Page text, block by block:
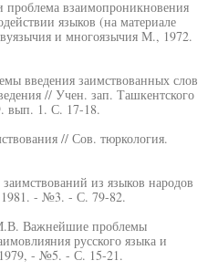
взаимопроникновения
языков (на материале
и многоязычия М., 1972.
введения заимствованных слов
// Учен. зап. Ташкентского
вып. 1. С. 17-18.
// Сов. тюркология.
из языков народов
- №3. - С. 79-82.
Важнейшие проблемы
русского языка и
- №5. - С. 15-21.